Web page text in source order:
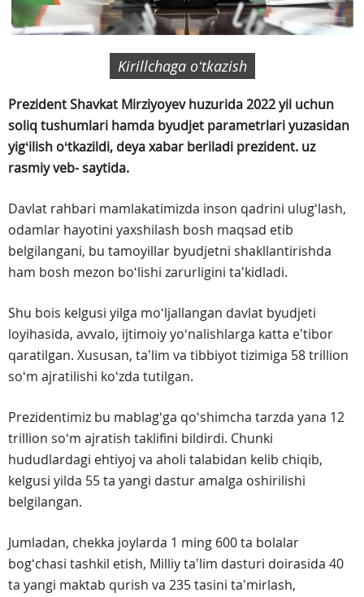
Kirillchaga oʻtkazish
Prezident Shavkat Mirziyoyev huzurida 2022 yil uchun
soliq tushumlari hamda byudjet parametrlari yuzasidan
yigʻilish oʻtkazildi, deya xabar beriladi prezident. uz
rasmiy veb- saytida.
Davlat rahbari mamlakatimizda inson qadrini ulugʻlash,
odamlar hayotini yaxshilash bosh maqsad etib
belgilangani, bu tamoyillar byudjetni shakllantirishda
ham bosh mezon boʻlishi zarurligini taʼkidladi.
Shu bois kelgusi yilga moʻljallangan davlat byudjeti
loyihasida, avvalo, ijtimoiy yoʻnalishlarga katta eʼtibor
qaratilgan. Xususan, taʼlim va tibbiyot tizimiga 58 trillion
soʻm ajratilishi koʻzda tutilgan.
Prezidentimiz bu mablagʻga qoʻshimcha tarzda yana 12
trillion soʻm ajratish taklifini bildirdi. Chunki
hududlardagi ehtiyoj va aholi talabidan kelib chiqib,
kelgusi yilda 55 ta yangi dastur amalga oshirilishi
belgilangan.
Jumladan, chekka joylarda 1 ming 600 ta bolalar
bogʻchasi tashkil etish, Milliy taʼlim dasturi doirasida 40
ta yangi maktab qurish va 235 tasini taʼmirlash,